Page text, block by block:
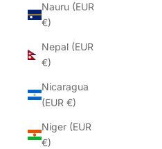
Nauru (EUR
€)
Nepal (EUR
€)
Nicaragua
(EUR €)
Níger (EUR
€)